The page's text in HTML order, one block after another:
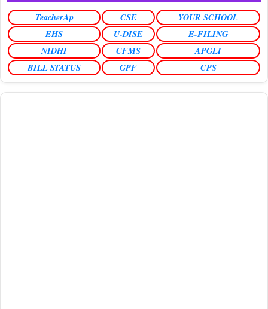
TeacherAp CSE
YOUR SCHOOL
EHS
U-DISE
E-FILING
NIDHI
CFMS
APGLI
BILL STATUS
GPF CPS